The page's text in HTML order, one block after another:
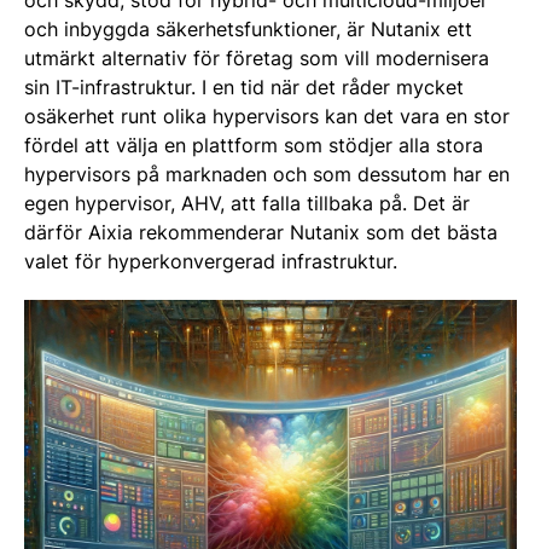
och inbyggda säkerhetsfunktioner, är Nutanix ett
utmärkt alternativ för företag som vill modernisera
sin IT-infrastruktur. I en tid när det råder mycket
osäkerhet runt olika hypervisors kan det vara en stor
fördel att välja en plattform som stödjer alla stora
hypervisors på marknaden och som dessutom har en
egen hypervisor, AHV, att falla tillbaka på. Det är
därför Aixia rekommenderar Nutanix som det bästa
valet för hyperkonvergerad infrastruktur.